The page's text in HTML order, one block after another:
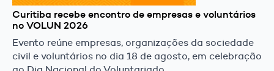
Curitiba recebe encontro de empresas e voluntários
no VOLUN 2026
Evento reúne empresas, organizações da sociedade
civil e voluntários no dia 18 de agosto, em celebração